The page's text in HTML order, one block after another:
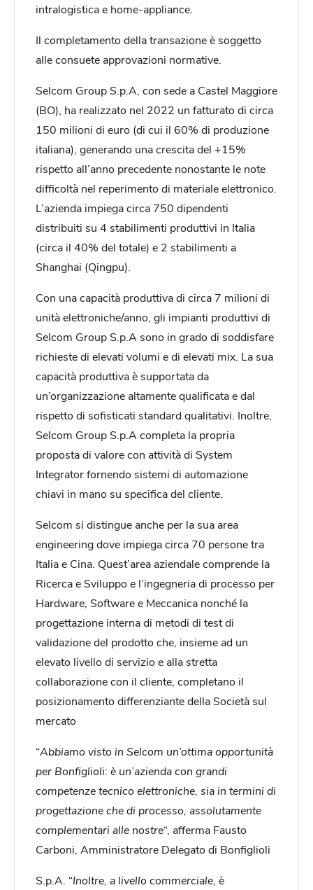
intralogistica e home-appliance.
Il completamento della transazione è soggetto
alle consuete approvazioni normative.
Selcom Group S.p.A, con sede a Castel Maggiore
(BO), ha realizzato nel 2022 un fatturato di circa
150 milioni di euro (di cui il 60% di produzione
italiana), generando una crescita del +15%
rispetto all’anno precedente nonostante le note
difficoltà nel reperimento di materiale elettronico.
L’azienda impiega circa 750 dipendenti
distribuiti su 4 stabilimenti produttivi in Italia
(circa il 40% del totale) e 2 stabilimenti a
Shanghai (Qingpu).
Con una capacità produttiva di circa 7 milioni di
unità elettroniche/anno, gli impianti produttivi di
Selcom Group S.p.A sono in grado di soddisfare
richieste di elevati volumi e di elevati mix. La sua
capacità produttiva è supportata da
un’organizzazione altamente qualificata e dal
rispetto di sofisticati standard qualitativi. Inoltre,
Selcom Group S.p.A completa la propria
proposta di valore con attività di System
Integrator fornendo sistemi di automazione
chiavi in mano su specifica del cliente.
Selcom si distingue anche per la sua area
engineering dove impiega circa 70 persone tra
Italia e Cina. Quest’area aziendale comprende la
Ricerca e Sviluppo e l’ingegneria di processo per
Hardware, Software e Meccanica nonché la
progettazione interna di metodi di test di
validazione del prodotto che, insieme ad un
elevato livello di servizio e alla stretta
collaborazione con il cliente, completano il
posizionamento differenziante della Società sul
mercato
“Abbiamo visto in Selcom un’ottima opportunità
per Bonfiglioli: è un’azienda con grandi
competenze tecnico elettroniche, sia in termini di
progettazione che di processo, assolutamente
complementari alle nostre“, afferma Fausto
Carboni, Amministratore Delegato di Bonfiglioli
S.p.A. “Inoltre, a livello commerciale, è